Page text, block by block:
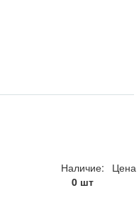
Наличие:
0 шт
Цена